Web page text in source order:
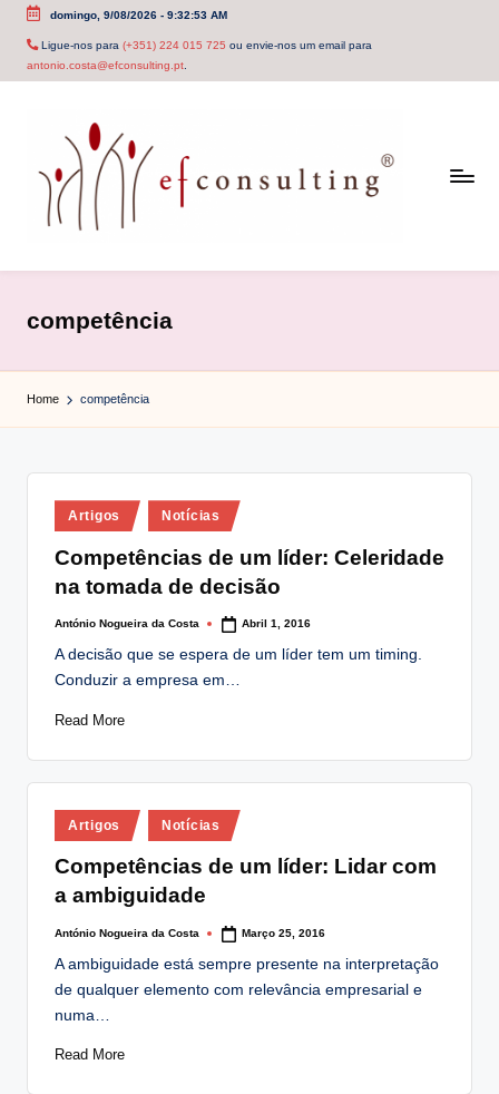
Skip
domingo, 9/08/2026- 9:32:53 AM
Ligue-nos para (+351) 224 015 725 ou envie-nos um email para
antonio.costa@efconsulting.pt.
c
o
n
u
competência
Home competência
Posted
in
Artigos Notícias
Competências de um líder: Celeridade
na tomada de decisão
Posted
António Nogueira da Costa Abril 1, 2016
A decisão que se espera de um líder tem um timing.
Conduzir a empresa em…
Read More
Posted
in
Artigos Notícias
Competências de um líder: Lidar com
a ambiguidade
Posted
António Nogueira da Costa Março 25, 2016
A ambiguidade está sempre presente na interpretação
de qualquer elemento com relevância empresarial e
numa…
Read More